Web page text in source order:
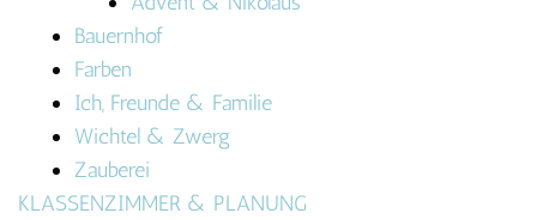
Bauernhof
Farben
Ich, Freunde & Familie
Wichtel & Zwerg
Zauberei
KLASSENZIMMER & PLANUNG